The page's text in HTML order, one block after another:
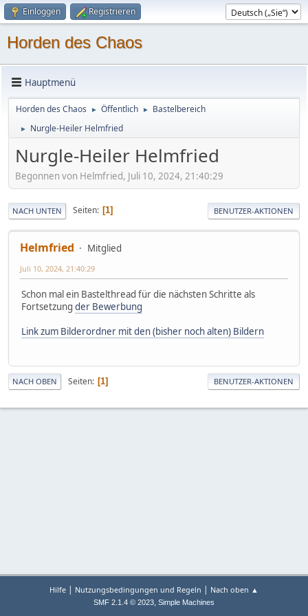
Einloggen Registrieren
Horden des Chaos
Hauptmenü
Horden des Chaos ► Öffentlich ► Bastelbereich
► Nurgle-Heiler Helmfried
Nurgle-Heiler Helmfried
Begonnen von Helmfried, Juli 10, 2024, 21:40:29
NACH UNTEN Seiten 1 BENUTZER-AKTIONEN
Helmfried Mitglied
Juli 10, 2024, 21:40:29
Schon mal ein Bastelthread für die nächsten Schritte als
Fortsetzung der Bewerbung
Link zum Bilderordner mit den (bisher noch alten) Bildern
NACH OBEN Seiten 1 BENUTZER-AKTIONEN
Hilfe | Nutzungsbedingungen und Regeln | Nach oben ▲
SMF 2.1.4 © 2023, Simple Machines